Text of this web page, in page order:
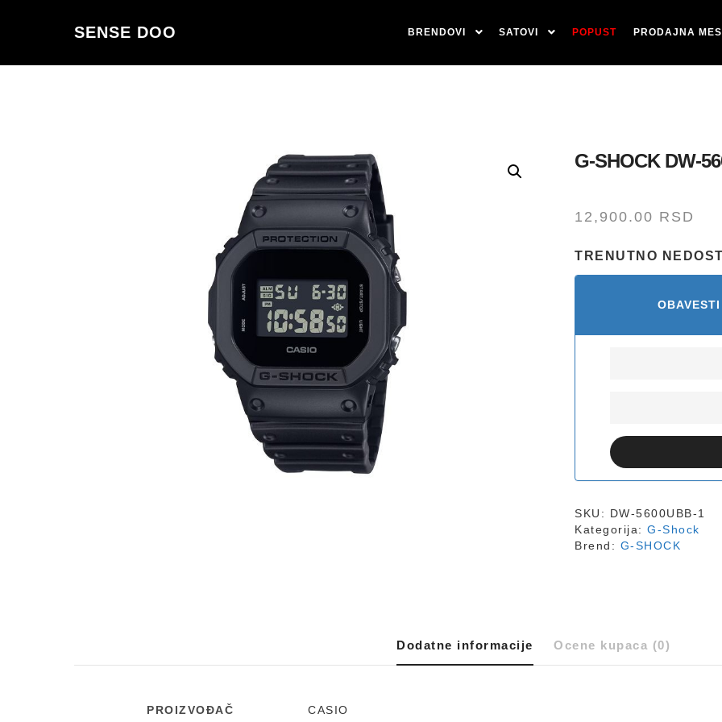
SENSE DOO BRENDOVI SATOVI POPUST PRODAJNA
G-SHOCK DW-
12,900.00 RSD
TRENUTNO
SKU: DW-5600UBB-1
Kategorija:G-Shock
Brend: G-SHOCK
Dodatne informacije Ocene kupaca (0)
PROIZVOĐAČ CASIO